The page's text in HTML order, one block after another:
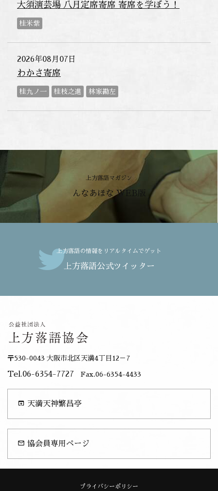
大須演芸場 八月定席寄席 寄席を学ぼう！
桂米紫
2026年08月07日
わかさ寄席
桂九ノ一 桂枝之進 林家勘左
上方落語マガジン
んなあほな WEB版
上方落語の情報をリアルタイムでゲット
上方落語公式ツイッター
〒530-0043 大阪市北区天満4丁目12－7
Tel.06-6354-7727 Fax.06-6354-4433
open_in_browser 天満天神繁昌亭
mail_outline 協会員専用ページ
プライバシーポリシー